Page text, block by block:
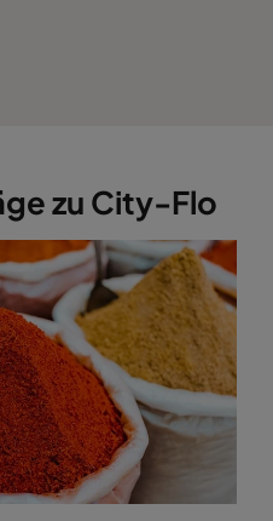
zu City-Flo